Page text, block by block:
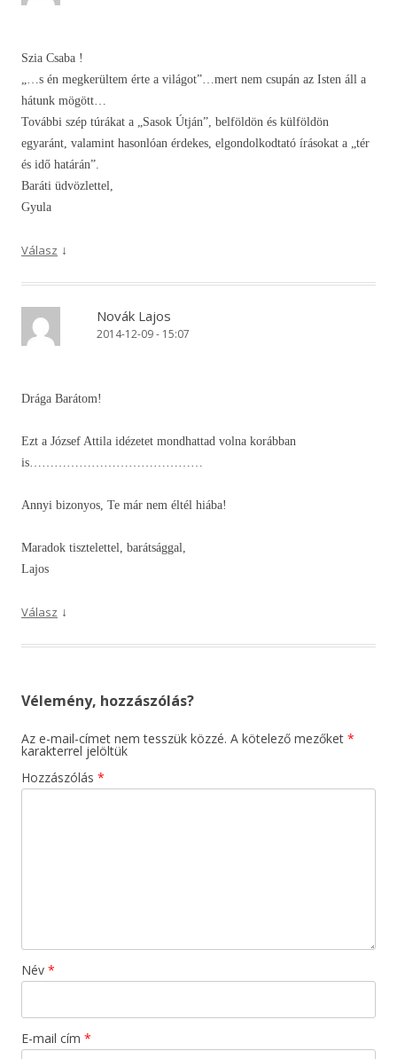
Szia Csaba !
„…s én megkerültem érte a világot”…mert nem csupán az Isten áll a
hátunk mögött…
További szép túrákat a „Sasok Útján”, belföldön és külföldön
egyaránt, valamint hasonlóan érdekes, elgondolkodtató írásokat a „tér
és idő határán”.
Baráti üdvözlettel,
Gyula
Válasz ↓
Novák Lajos
2014-12-09 - 15:07
Drága Barátom!
Ezt a József Attila idézetet mondhattad volna korábban
is……………………………………
Annyi bizonyos, Te már nem éltél hiába!
Maradok tisztelettel, barátsággal,
Lajos
Válasz ↓
Vélemény, hozzászólás?
Az e-mail-címet nem tesszük közzé. A kötelező mezőket *
karakterrel jelöltük
Hozzászólás *
Név *
E-mail cím *